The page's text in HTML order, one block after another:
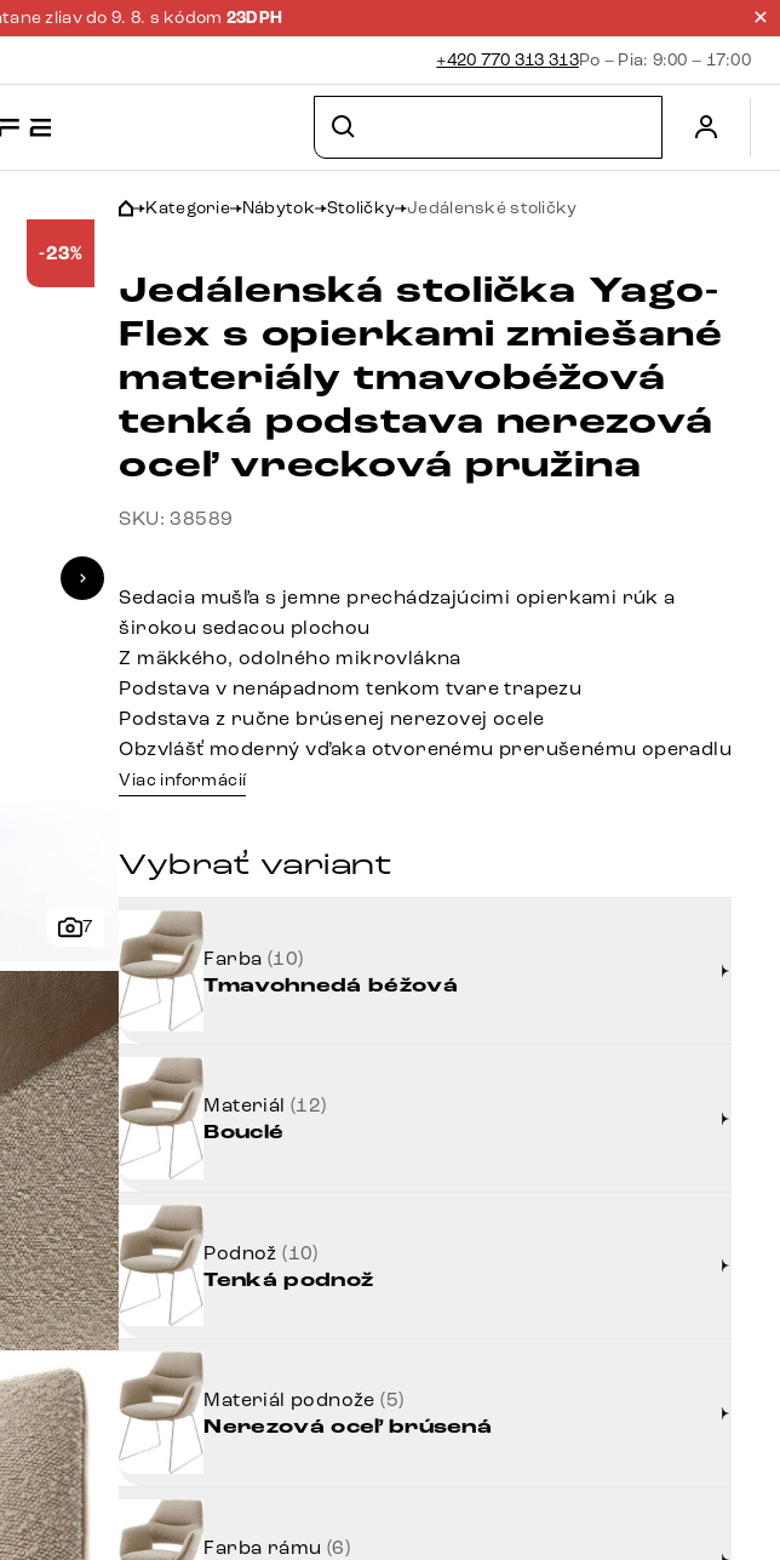
zliav do 9. 8. s kódom 23DPH
+420 770 313 313Po – Pia: 9:00 – 17:00
7
-23%
Kategorie Nábytok Stoličky Jedálenské stoličky
Jedálenská stolička Yago-
Flex s opierkami zmiešané
materiály tmavobéžová
tenká podstava nerezová
oceľ vrecková pružina
SKU: 38589
Sedacia mušľa s jemne prechádzajúcimi opierkami rúk a
širokou sedacou plochou
Z mäkkého, odolného mikrovlákna
Podstava v nenápadnom tenkom tvare trapezu
Podstava z ručne brúsenej nerezovej ocele
Obzvlášť moderný vďaka otvorenému prerušenému operadlu
Viac informácií
Vybrať variant
Farba (10)
Tmavohnedá béžová
Materiál (12)
Bouclé
Podnož(10)
Tenká podnož
Materiál podnože(5)
Nerezová oceľ brúsená
Farba rámu (6)